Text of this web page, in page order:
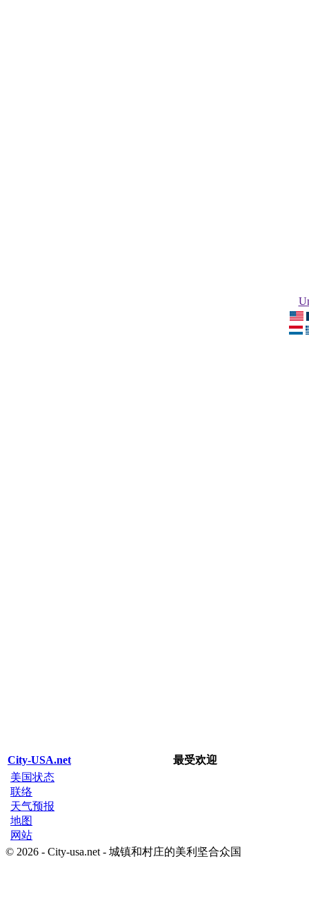
City-USA.net
最受欢迎
美国状态
联络
天气预报
地图
网站
© 2026 - City-usa.net - 城镇和村庄的美利坚合众国